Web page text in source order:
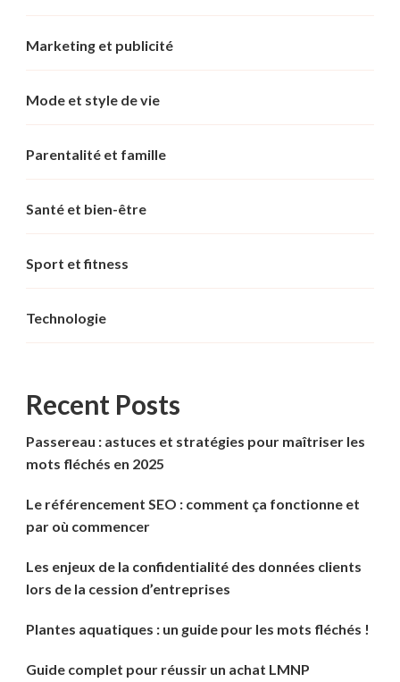
Marketing et publicité
Mode et style de vie
Parentalité et famille
Santé et bien-être
Sport et fitness
Technologie
Recent Posts
Passereau : astuces et stratégies pour maîtriser les
mots fléchés en 2025
Le référencement SEO : comment ça fonctionne et
par où commencer
Les enjeux de la confidentialité des données clients
lors de la cession d’entreprises
Plantes aquatiques : un guide pour les mots fléchés !
Guide complet pour réussir un achat LMNP